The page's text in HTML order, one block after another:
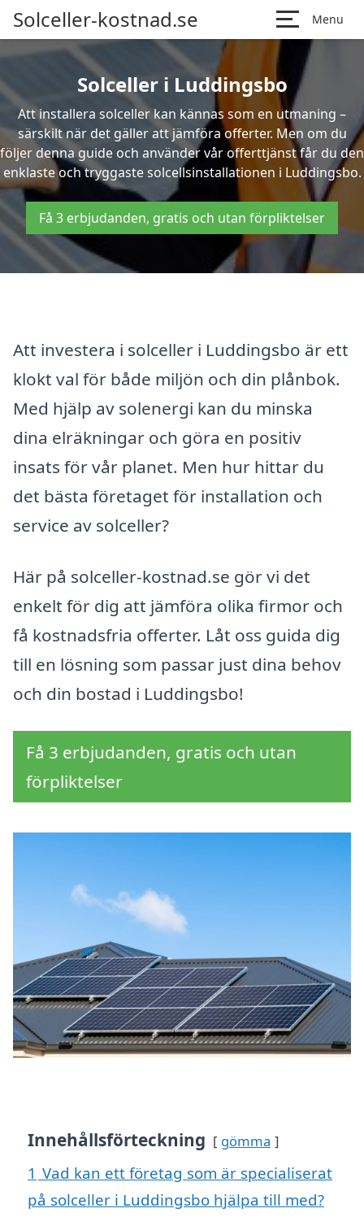
Solceller-kostnad.se Menu
Solceller i Luddingsbo
Att installera solceller kan kännas som en utmaning –
särskilt när det gäller att jämföra offerter. Men om du
följer denna guide och använder vår offerttjänst får du den
enklaste och tryggaste solcellsinstallationen i Luddingsbo.
Få 3 erbjudanden, gratis och utan förpliktelser
Att investera i solceller i Luddingsbo är ett
klokt val för både miljön och din plånbok.
Med hjälp av solenergi kan du minska
dina elräkningar och göra en positiv
insats för vår planet. Men hur hittar du
det bästa företaget för installation och
service av solceller?
Här på solceller-kostnad.se gör vi det
enkelt för dig att jämföra olika firmor och
få kostnadsfria offerter. Låt oss guida dig
till en lösning som passar just dina behov
och din bostad i Luddingsbo!
Få 3 erbjudanden, gratis och utan
förpliktelser
Innehållsförteckning gömma
1 Vad kan ett företag som är specialiserat
på solceller i Luddingsbo hjälpa till med?